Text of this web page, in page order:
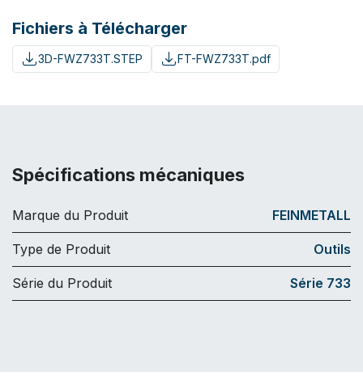
Fichiers à Télécharger
3D-FWZ733T.STEP FT-FWZ733T.pdf
Spécifications mécaniques
Marque du Produit FEINMETALL
Type de Produit Outils
Série du Produit Série 733